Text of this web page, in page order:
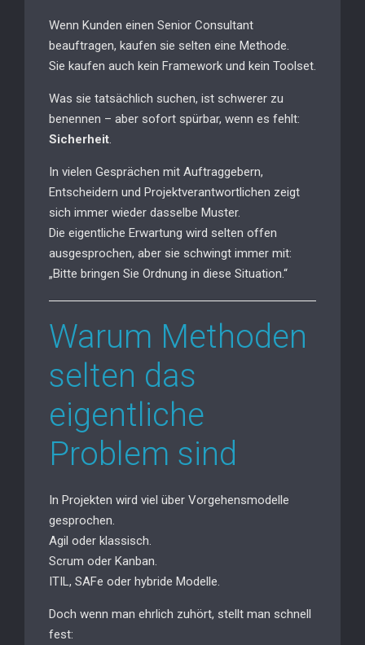
Wenn Kunden einen Senior Consultant
beauftragen, kaufen sie selten eine Methode.
Sie kaufen auch kein Framework und kein Toolset.
Was sie tatsächlich suchen, ist schwerer zu
benennen – aber sofort spürbar, wenn es fehlt:
Sicherheit.
In vielen Gesprächen mit Auftraggebern,
Entscheidern und Projektverantwortlichen zeigt
sich immer wieder dasselbe Muster.
Die eigentliche Erwartung wird selten offen
ausgesprochen, aber sie schwingt immer mit:
„Bitte bringen Sie Ordnung in diese Situation.“
Warum Methoden
selten das
eigentliche
Problem sind
In Projekten wird viel über Vorgehensmodelle
gesprochen.
Agil oder klassisch.
Scrum oder Kanban.
ITIL, SAFe oder hybride Modelle.
Doch wenn man ehrlich zuhört, stellt man schnell
fest: